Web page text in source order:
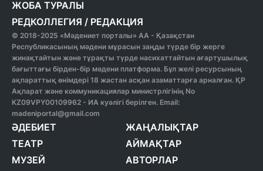
ЖОБА ТУРАЛЫ
РЕДКОЛЛЕГИЯ / РЕДАКЦИЯ
© 2018-2025 «Мәдениет порталы» АА - Қазақстан
Республикасының мәдени мұрасын заңды түрде бір жерге
жинақтайтын және тұрақты түрде насихаттайтын ағартушылық
бағыттағы бірден-бір мәдени платформа. Бұл желі ресурсының
ақпараттық өнімдері 18 жастан асқан азаматтарға арналған. ҚР
Ақпарат және коммуникациялар министрлігінің No
KZ09VPY00109962 - ИА куәлігі берілген. Email:
madeniportal@gmail.com
ӘДЕБИЕТ
ТЕАТР
МУЗЕЙ
ЖАҢАЛЫҚТАР
АЙМАҚТАР
АВТОРЛАР